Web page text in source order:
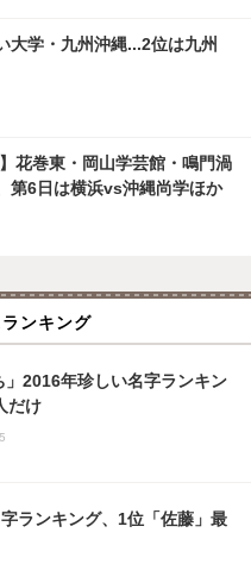
大学・九州沖縄...2位は九州
花巻東・岡山学芸館・鳴門渦
第6日は横浜vs沖縄尚学ほか
ンキング
」2016年珍しい名字ランキン
だけ
ランキング、1位「佐藤」最